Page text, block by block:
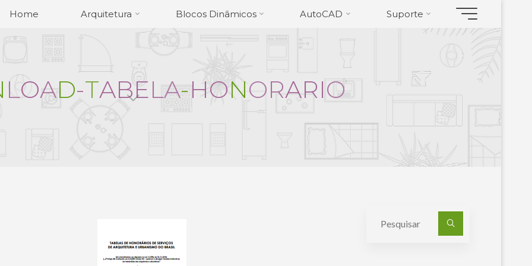
Home Arquitetura Blocos Dinâmicos AutoCAD Suporte
LOAD-TABELA-HONORARIO